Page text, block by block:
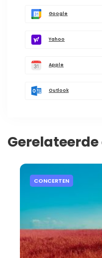
Google
Yahoo
Apple
Outlook
CONCERTEN